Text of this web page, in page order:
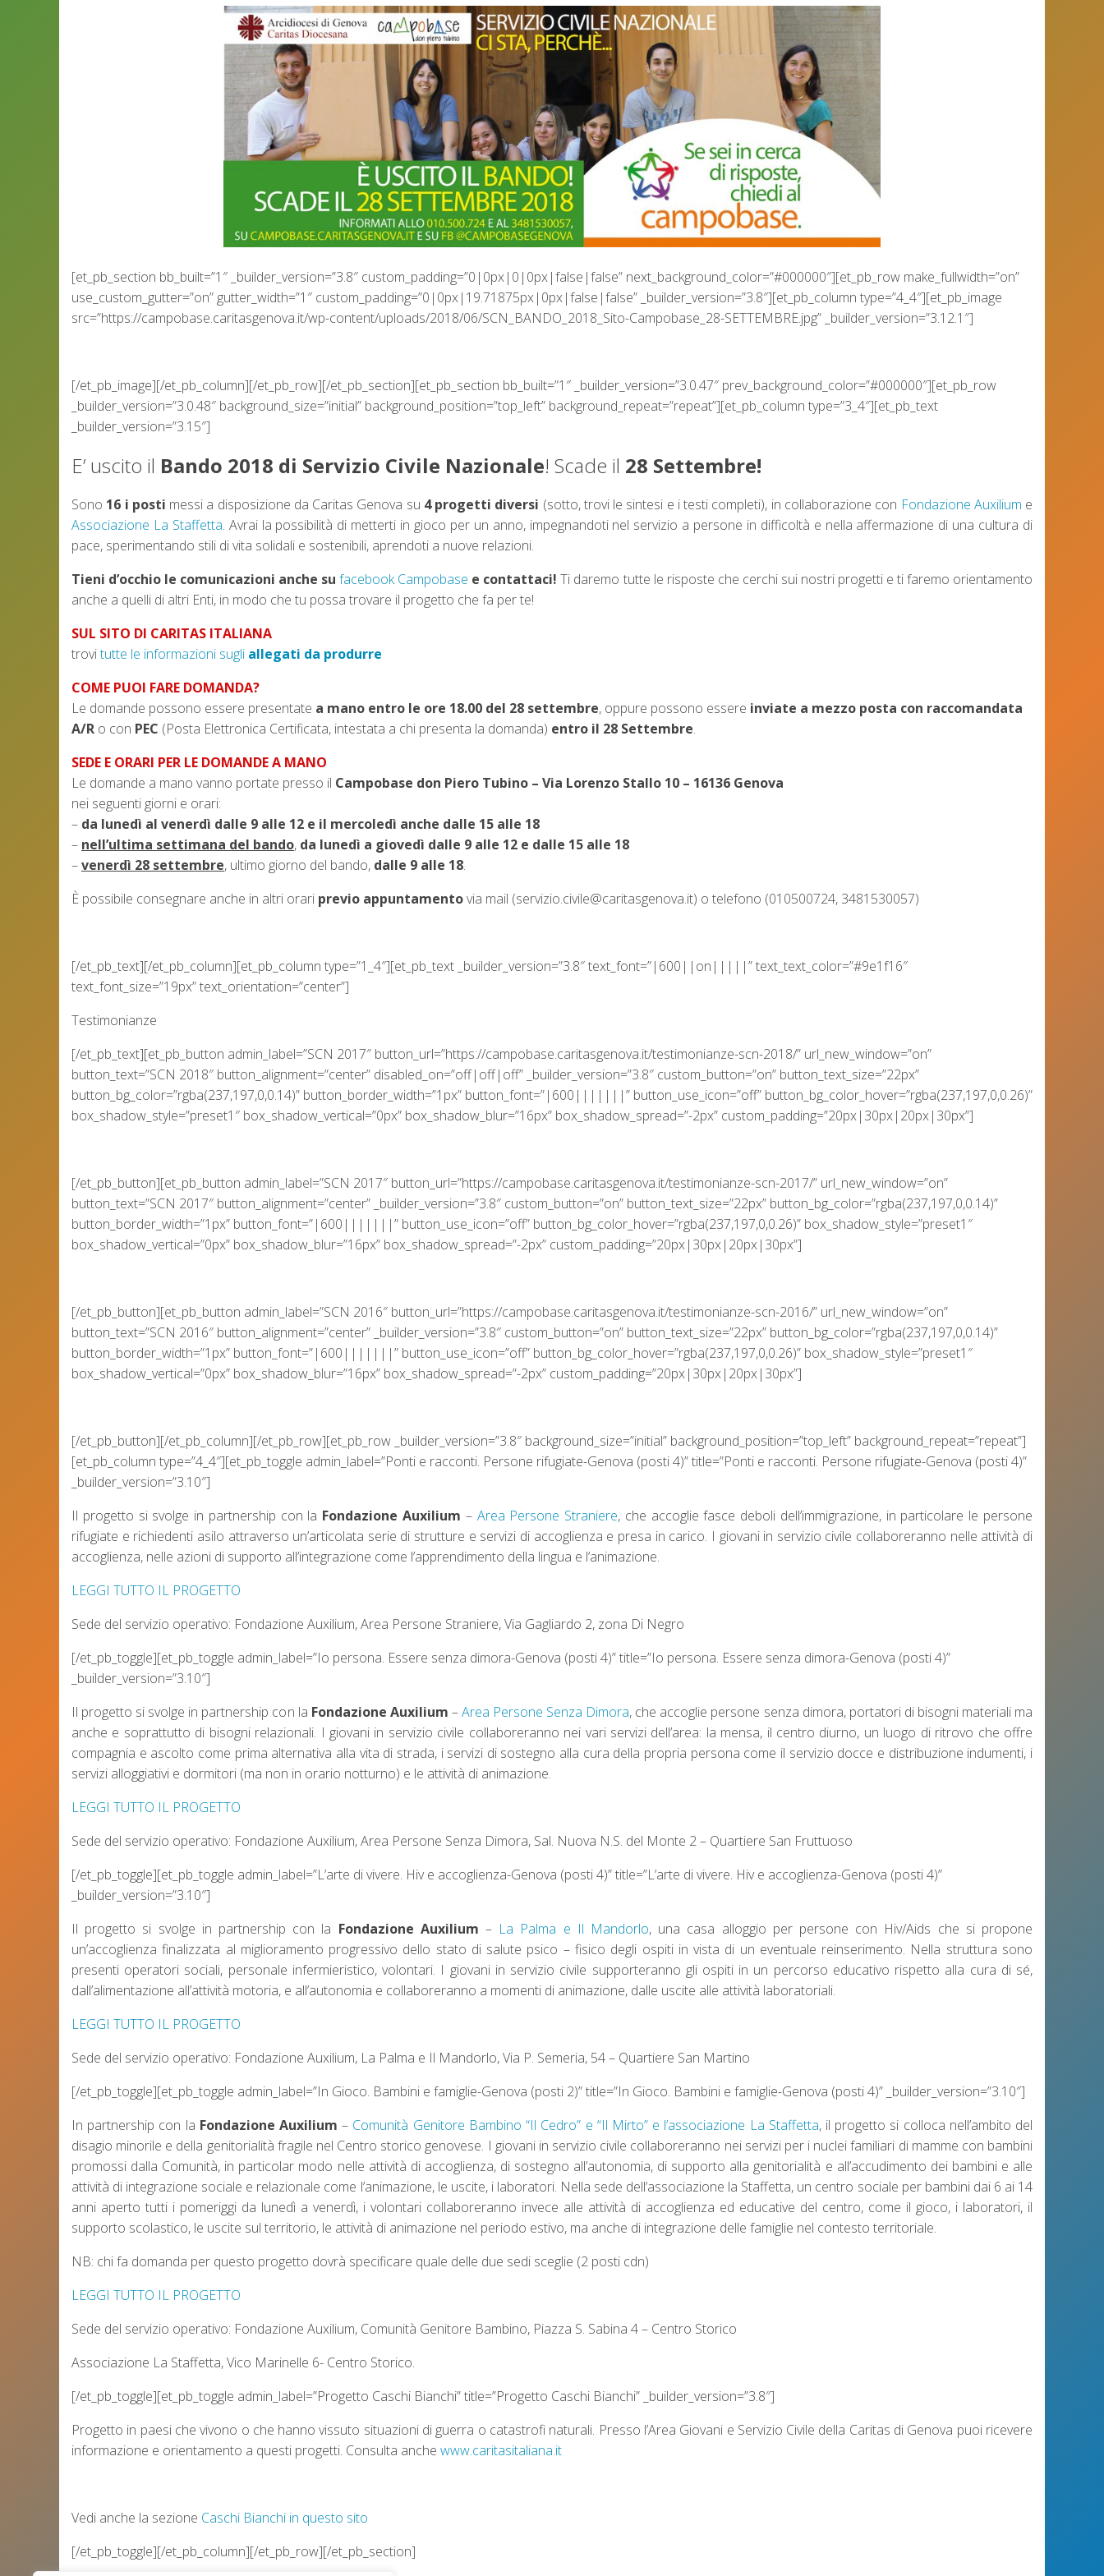
[et_pb_section bb_built=”1″ _builder_version=”3.8″ custom_padding=”0|0px|0|0px|false|false” next_background_color=”#000000″][et_pb_row make_fullwidth=”on”
use_custom_gutter=”on” gutter_width=”1″ custom_padding=”0|0px|19.71875px|0px|false|false” _builder_version=”3.8″][et_pb_column type=”4_4″][et_pb_image
src=”https://campobase.caritasgenova.it/wp-content/uploads/2018/06/SCN_BANDO_2018_Sito-Campobase_28-SETTEMBRE.jpg” _builder_version=”3.12.1″]
[/et_pb_image][/et_pb_column][/et_pb_row][/et_pb_section][et_pb_section bb_built=”1″ _builder_version=”3.0.47″ prev_background_color=”#000000″][et_pb_row
_builder_version=”3.0.48″ background_size=”initial” background_position=”top_left” background_repeat=”repeat”][et_pb_column type=”3_4″][et_pb_text
_builder_version=”3.15″]
E’ uscito il Bando 2018 di Servizio Civile Nazionale! Scade il 28 Settembre!
Sono 16 i posti messi a disposizione da Caritas Genova su 4 progetti diversi (sotto, trovi le sintesi e i testi completi), in collaborazione con Fondazione Auxilium e
Associazione La Staffetta. Avrai la possibilità di metterti in gioco per un anno, impegnandoti nel servizio a persone in difficoltà e nella affermazione di una cultura di
pace, sperimentando stili di vita solidali e sostenibili, aprendoti a nuove relazioni.
Tieni d’occhio le comunicazioni anche su facebook Campobase e contattaci! Ti daremo tutte le risposte che cerchi sui nostri progetti e ti faremo orientamento
anche a quelli di altri Enti, in modo che tu possa trovare il progetto che fa per te!
SUL SITO DI CARITAS ITALIANA
trovitutte le informazioni sugli allegati da produrre
COME PUOI FARE DOMANDA?
Le domande possono essere presentate a mano entro le ore 18.00 del 28 settembre, oppure possono essere inviate a mezzo posta con raccomandata
A/R o con PEC (Posta Elettronica Certificata, intestata a chi presenta la domanda) entro il 28 Settembre.
SEDE E ORARI PER LE DOMANDE A MANO
Le domande a mano vanno portate presso il Campobase don Piero Tubino – Via Lorenzo Stallo 10 – 16136 Genova
nei seguenti giorni e orari:
– da lunedì al venerdì dalle 9 alle 12 e il mercoledì anche dalle 15 alle 18
– nell’ultima settimana del bando, da lunedì a giovedì dalle 9 alle 12 e dalle 15 alle 18
–venerdì 28 settembre, ultimo giorno del bando, dalle 9 alle 18.
È possibile consegnare anche in altri orari previo appuntamentovia mail (servizio.civile@caritasgenova.it) o telefono (010500724, 3481530057)
[/et_pb_text][/et_pb_column][et_pb_column type=”1_4″][et_pb_text _builder_version=”3.8″ text_font=”|600||on|||||” text_text_color=”#9e1f16″
text_font_size=”19px” text_orientation=”center”]
Testimonianze
[/et_pb_text][et_pb_button admin_label=”SCN 2017″ button_url=”https://campobase.caritasgenova.it/testimonianze-scn-2018/” url_new_window=”on”
button_text=”SCN 2018″ button_alignment=”center” disabled_on=”off|off|off” _builder_version=”3.8″ custom_button=”on” button_text_size=”22px”
button_bg_color=”rgba(237,197,0,0.14)” button_border_width=”1px” button_font=”|600|||||||” button_use_icon=”off” button_bg_color_hover=”rgba(237,197,0,0.26)”
box_shadow_style=”preset1″ box_shadow_vertical=”0px” box_shadow_blur=”16px” box_shadow_spread=”-2px” custom_padding=”20px|30px|20px|30px”]
[/et_pb_button][et_pb_button admin_label=”SCN 2017″ button_url=”https://campobase.caritasgenova.it/testimonianze-scn-2017/” url_new_window=”on”
button_text=”SCN 2017″ button_alignment=”center” _builder_version=”3.8″ custom_button=”on” button_text_size=”22px” button_bg_color=”rgba(237,197,0,0.14)”
button_border_width=”1px” button_font=”|600|||||||” button_use_icon=”off” button_bg_color_hover=”rgba(237,197,0,0.26)” box_shadow_style=”preset1″
box_shadow_vertical=”0px” box_shadow_blur=”16px” box_shadow_spread=”-2px” custom_padding=”20px|30px|20px|30px”]
[/et_pb_button][et_pb_button admin_label=”SCN 2016″ button_url=”https://campobase.caritasgenova.it/testimonianze-scn-2016/” url_new_window=”on”
button_text=”SCN 2016″ button_alignment=”center” _builder_version=”3.8″ custom_button=”on” button_text_size=”22px” button_bg_color=”rgba(237,197,0,0.14)”
button_border_width=”1px” button_font=”|600|||||||” button_use_icon=”off” button_bg_color_hover=”rgba(237,197,0,0.26)” box_shadow_style=”preset1″
box_shadow_vertical=”0px” box_shadow_blur=”16px” box_shadow_spread=”-2px” custom_padding=”20px|30px|20px|30px”]
[/et_pb_button][/et_pb_column][/et_pb_row][et_pb_row _builder_version=”3.8″ background_size=”initial” background_position=”top_left” background_repeat=”repeat”]
[et_pb_column type=”4_4″][et_pb_toggle admin_label=”Ponti e racconti. Persone rifugiate-Genova (posti 4)” title=”Ponti e racconti. Persone rifugiate-Genova (posti 4)”
_builder_version=”3.10″]
Il progetto si svolge in partnership con la Fondazione Auxilium – Area Persone Straniere, che accoglie fasce deboli dell’immigrazione, in particolare le persone
rifugiate e richiedenti asilo attraverso un’articolata serie di strutture e servizi di accoglienza e presa in carico. I giovani in servizio civile collaboreranno nelle attività di
accoglienza, nelle azioni di supporto all’integrazione come l’apprendimento della lingua e l’animazione.
LEGGI TUTTO IL PROGETTO
Sede del servizio operativo: Fondazione Auxilium, Area Persone Straniere, Via Gagliardo 2, zona Di Negro
[/et_pb_toggle][et_pb_toggle admin_label=”Io persona. Essere senza dimora-Genova (posti 4)” title=”Io persona. Essere senza dimora-Genova (posti 4)”
_builder_version=”3.10″]
Il progetto si svolge in partnership con la Fondazione Auxilium –Area Persone Senza Dimora, che accoglie persone senza dimora, portatori di bisogni materiali ma
anche e soprattutto di bisogni relazionali. I giovani in servizio civile collaboreranno nei vari servizi dell’area: la mensa, il centro diurno, un luogo di ritrovo che offre
compagnia e ascolto come prima alternativa alla vita di strada, i servizi di sostegno alla cura della propria persona come il servizio docce e distribuzione indumenti, i
servizi alloggiativi e dormitori (ma non in orario notturno) e le attività di animazione.
LEGGI TUTTO IL PROGETTO
Sede del servizio operativo: Fondazione Auxilium, Area Persone Senza Dimora, Sal. Nuova N.S. del Monte 2 – Quartiere San Fruttuoso
[/et_pb_toggle][et_pb_toggle admin_label=”L’arte di vivere. Hiv e accoglienza-Genova (posti 4)” title=”L’arte di vivere. Hiv e accoglienza-Genova (posti 4)”
_builder_version=”3.10″]
Il progetto si svolge in partnership con la Fondazione Auxilium – La Palma e Il Mandorlo, una casa alloggio per persone con Hiv/Aids che si propone
un’accoglienza finalizzata al miglioramento progressivo dello stato di salute psico – fisico degli ospiti in vista di un eventuale reinserimento. Nella struttura sono
presenti operatori sociali, personale infermieristico, volontari. I giovani in servizio civile supporteranno gli ospiti in un percorso educativo rispetto alla cura di sé,
dall’alimentazione all’attività motoria, e all’autonomia e collaboreranno a momenti di animazione, dalle uscite alle attività laboratoriali.
LEGGI TUTTO IL PROGETTO
Sede del servizio operativo: Fondazione Auxilium, La Palma e Il Mandorlo, Via P. Semeria, 54 – Quartiere San Martino
[/et_pb_toggle][et_pb_toggle admin_label=”In Gioco. Bambini e famiglie-Genova (posti 2)” title=”In Gioco. Bambini e famiglie-Genova (posti 4)” _builder_version=”3.10″]
In partnership con la Fondazione Auxilium – Comunità Genitore Bambino “Il Cedro” e “Il Mirto” e l’associazione La Staffetta, il progetto si colloca nell’ambito del
disagio minorile e della genitorialità fragile nel Centro storico genovese. I giovani in servizio civile collaboreranno nei servizi per i nuclei familiari di mamme con bambini
promossi dalla Comunità, in particolar modo nelle attività di accoglienza, di sostegno all’autonomia, di supporto alla genitorialità e all’accudimento dei bambini e alle
attività di integrazione sociale e relazionale come l’animazione, le uscite, i laboratori. Nella sede dell’associazione la Staffetta, un centro sociale per bambini dai 6 ai 14
anni aperto tutti i pomeriggi da lunedì a venerdì, i volontari collaboreranno invece alle attività di accoglienza ed educative del centro, come il gioco, i laboratori, il
supporto scolastico, le uscite sul territorio, le attività di animazione nel periodo estivo, ma anche di integrazione delle famiglie nel contesto territoriale.
NB: chi fa domanda per questo progetto dovrà specificare quale delle due sedi sceglie (2 posti cdn)
LEGGI TUTTO IL PROGETTO
Sede del servizio operativo: Fondazione Auxilium, Comunità Genitore Bambino, Piazza S. Sabina 4 – Centro Storico
Associazione La Staffetta, Vico Marinelle 6- Centro Storico.
[/et_pb_toggle][et_pb_toggle admin_label=”Progetto Caschi Bianchi” title=”Progetto Caschi Bianchi” _builder_version=”3.8″]
Progetto in paesi che vivono o che hanno vissuto situazioni di guerra o catastrofi naturali. Presso l’Area Giovani e Servizio Civile della Caritas di Genova puoi ricevere
informazione e orientamento a questi progetti. Consulta anche www.caritasitaliana.it
Vedi anche la sezione Caschi Bianchi in questo sito
[/et_pb_toggle][/et_pb_column][/et_pb_row][/et_pb_section]